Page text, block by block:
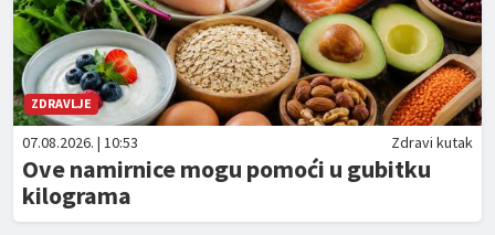
ZDRAVLJE
07.08.2026. | 10:53 Zdravi kutak
Ove namirnice mogu pomoći u gubitku
kilograma